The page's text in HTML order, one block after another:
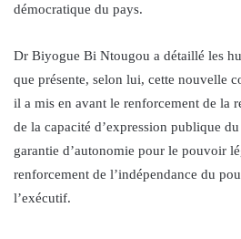
démocratique du pays.
Dr Biyogue Bi Ntougou a détaillé les
que présente, selon lui, cette nouvelle
il a mis en avant le renforcement de la
de la capacité d’expression publique
garantie d’autonomie pour le pouvoir
renforcement de l’indépendance du
l’exécutif.